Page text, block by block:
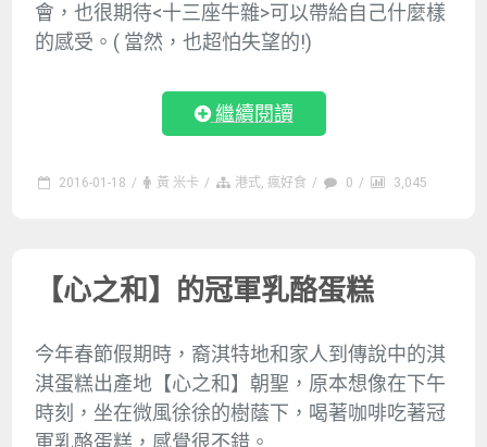
會，也很期待<十三座牛雜>可以帶給自己什麼樣
的感受。( 當然，也超怕失望的!)
繼續閱讀
2016-01-18 / 黃 米卡 / 港式,瘋好食 / 0 / 3,045
【心之和】的冠軍乳酪蛋糕
今年春節假期時，裔淇特地和家人到傳說中的淇
淇蛋糕出產地【心之和】朝聖，原本想像在下午
時刻，坐在微風徐徐的樹蔭下，喝著咖啡吃著冠
軍乳酪蛋糕，感覺很不錯。